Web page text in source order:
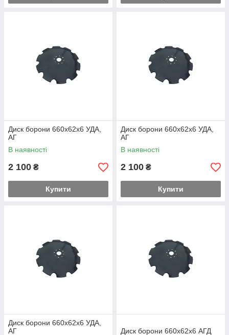
Диск борони 660х62х6 УДА,
АГ
В наявності
2 100 ₴
Купити
Диск борони 660х62х6 УДА,
АГ
В наявності
2 100 ₴
Купити
Диск борони 660х62х6 УДА,
АГ
Диск борони 660х62х6 АГД